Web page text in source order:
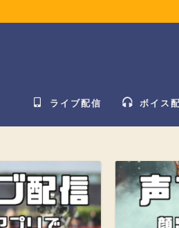
ライブ配信 ボイス